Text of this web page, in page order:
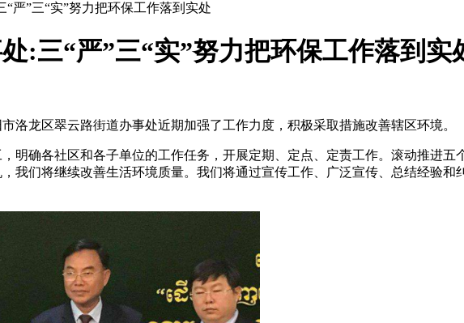
严”三“实”努力把环保工作落到实处
:三“严”三“实”努力把环保工作落到实
洛龙区翠云路街道办事处近期加强了工作力度，积极采取措施改善辖区环境。
明确各社区和各子单位的工作任务，开展定期、定点、定责工作。滚动推进
我们将继续改善生活环境质量。我们将通过宣传工作、广泛宣传、总结经验